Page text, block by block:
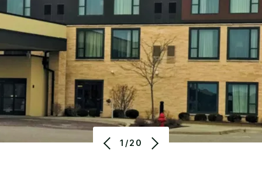
1/20